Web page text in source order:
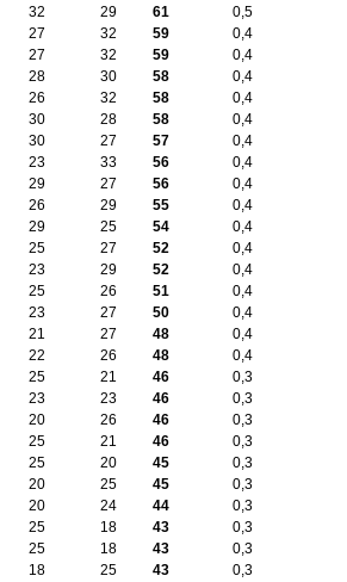
32 29 61 0,5
27 32 59 0,4
27 32 59 0,4
28 30 58 0,4
26 32 58 0,4
30 28 58 0,4
30 27 57 0,4
23 33 56 0,4
29 27 56 0,4
26 29 55 0,4
29 25 54 0,4
25 27 52 0,4
23 29 52 0,4
25 26 51 0,4
23 27 50 0,4
21 27 48 0,4
22 26 48 0,4
25 21 46 0,3
23 23 46 0,3
20 26 46 0,3
25 21 46 0,3
25 20 45 0,3
20 25 45 0,3
20 24 44 0,3
25 18 43 0,3
25 18 43 0,3
18 25 43 0,3